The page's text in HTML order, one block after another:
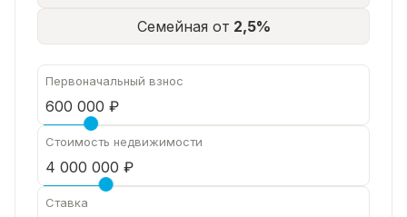
Семейная от 2,5%
Первоначальный взнос
Стоимость недвижимости
Ставка